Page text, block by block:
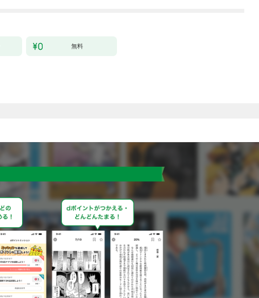
無料